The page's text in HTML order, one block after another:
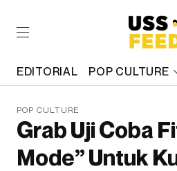
EDITORIAL POP CULTURE
POP CULTURE
Grab Uji Coba
Mode” Untuk